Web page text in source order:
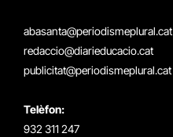
abasanta@periodismeplural.cat
redaccio@diarieducacio.cat
publicitat@periodismeplural.cat
Telèfon:
932 311 247